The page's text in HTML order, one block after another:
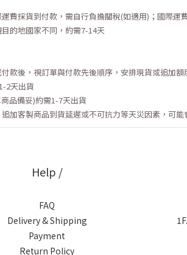
費採貨到付款，需自行負擔關稅(如適用)；國際運
的地國家不同，約需7-14天
款後，視訂單與付款先後順序，安排現貨或追加
2天出貨
品備妥)約需1-7天出貨
加客製商品到貨延遲或不可抗力等天災因素，可能
Help /
FAQ
Delivery & Shipping
Payment
Return Policy